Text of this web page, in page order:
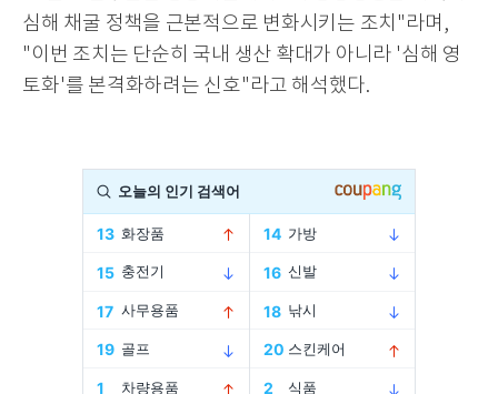
심해 채굴 정책을 근본적으로 변화시키는 조치 " 라며 ,
" 이번 조치는 단순히 국내 생산 확대가 아니라 '심해 영
토화'를 본격화하려는 신호" 라고 해석했다.